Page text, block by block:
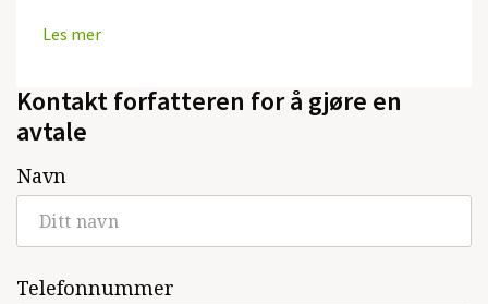
Les mer
Kontakt forfatteren for å gjøre en
avtale
Navn
Telefonnummer